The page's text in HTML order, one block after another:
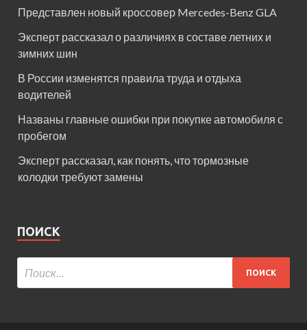
Представлен новый кроссовер Mercedes-Benz GLA
Эксперт рассказал о различиях в составе летних и
зимних шин
В России изменятся правила труда и отдыха
водителей
Названы главные ошибки при покупке автомобиля с
пробегом
Эксперт рассказал, как понять, что тормозные
колодки требуют замены
ПОИСК